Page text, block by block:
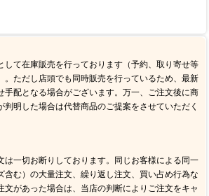
して在庫販売を行っております（予約、取り寄せ等
。ただし店頭でも同時販売を行っているため、最新
手配となる場合がございます。万一、ご注文後に商
判明した場合は代替商品のご提案をさせていただく
は一切お断りしております。同じお客様による同一
含む）の大量注文、繰り返し注文、買い占め行為な
文があった場合は、当店の判断によりご注文をキャ